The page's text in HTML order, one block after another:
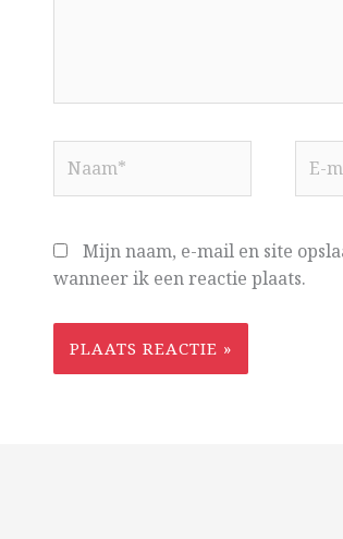
mail*
Mijn naam, e-mail en site
wanneer ik een reactie plaats.